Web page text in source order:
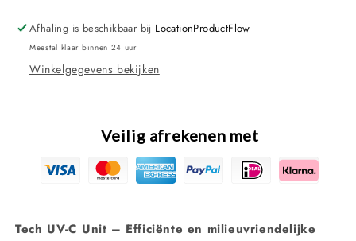
C
75
C
75
Afhaling is beschikbaar bij LocationProductFlow
Meestal klaar binnen 24 uur
Winkelgegevens bekijken
Veilig afrekenen met
Tech UV-C Unit – Efficiënte en milieuvriendelijke